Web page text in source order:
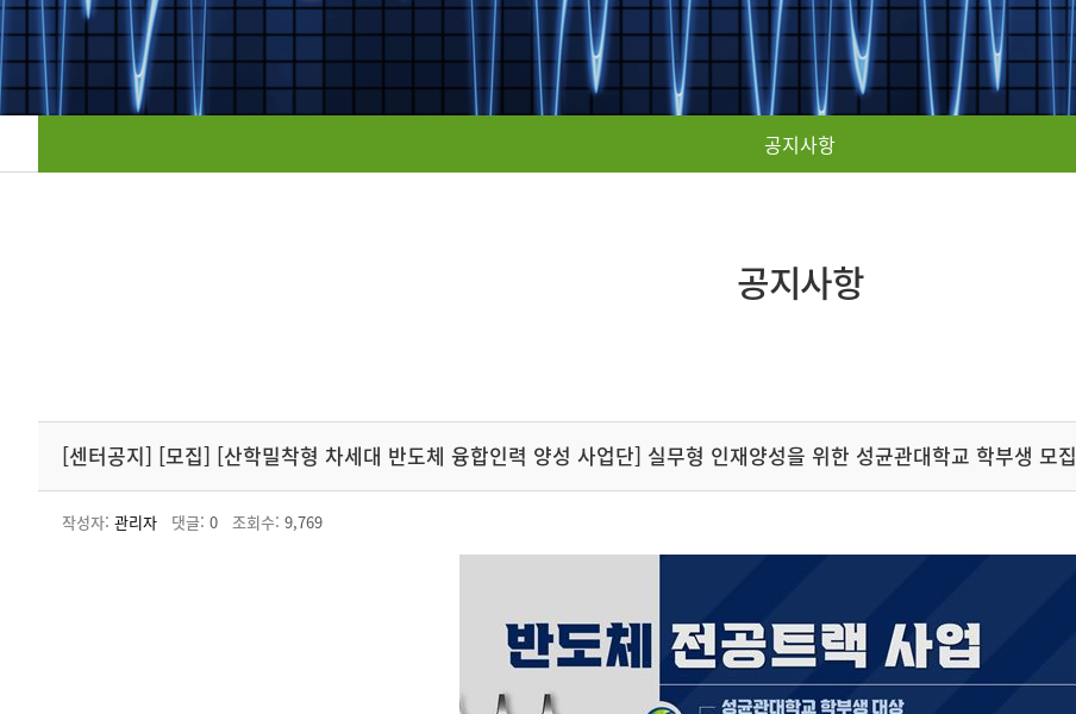
공지사항
공지사항
[센터공지] [모집] [산학밀착형 차세대 반도체 융합인력 양성 사업단] 실무형 인재양성을 위한 성균관대학교 학부생 모집
작성자: 관리자 댓글: 0 조회수: 9,769